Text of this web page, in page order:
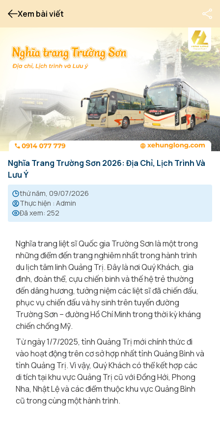
Xem bài viết
Nghĩa Trang Trường Sơn 2026: Địa Chỉ, Lịch Trình Và
Lưu Ý
thứ năm, 09/07/2026
Thực hiện : Admin
Đã xem: 252
Nghĩa trang liệt sĩ Quốc gia Trường Sơn là một trong
những điểm đến trang nghiêm nhất trong hành trình
du lịch tâm linh Quảng Trị. Đây là nơi Quý Khách, gia
đình, đoàn thể, cựu chiến binh và thế hệ trẻ thường
đến dâng hương, tưởng niệm các liệt sĩ đã chiến đấu,
phục vụ chiến đấu và hy sinh trên tuyến đường
Trường Sơn – đường Hồ Chí Minh trong thời kỳ kháng
chiến chống Mỹ.
Từ ngày 1/7/2025, tỉnh Quảng Trị mới chính thức đi
vào hoạt động trên cơ sở hợp nhất tỉnh Quảng Bình và
tỉnh Quảng Trị. Vì vậy, Quý Khách có thể kết hợp các
di tích tại khu vực Quảng Trị cũ với Đồng Hới, Phong
Nha, Nhật Lệ và các điểm thuộc khu vực Quảng Bình
cũ trong cùng một hành trình.